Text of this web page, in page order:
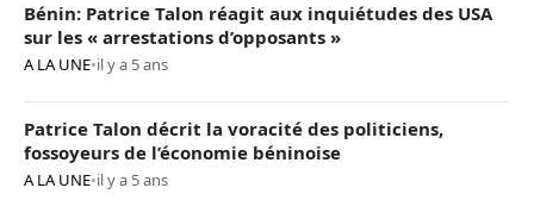
Bénin: Patrice Talon réagit aux inquiétudes des USA
sur les « arrestations d’opposants »
A LA UNE•il y a 5 ans
Patrice Talon décrit la voracité des politiciens,
fossoyeurs de l’économie béninoise
A LA UNE•il y a 5 ans